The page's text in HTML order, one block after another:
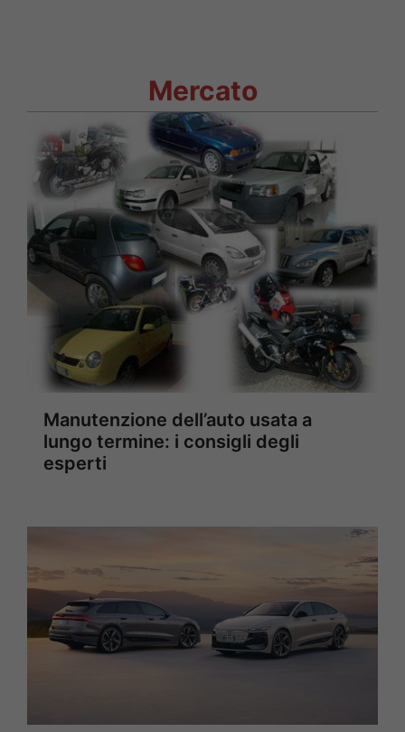
Mercato
Manutenzione dell’auto usata a
lungo termine: i consigli degli
esperti